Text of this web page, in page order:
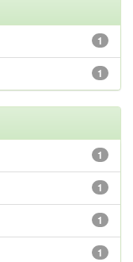
1
1
1
1
1
1